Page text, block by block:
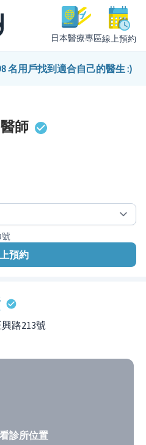
日本醫療專區線上預約
名用戶找到適合自己的醫生 :)
醫師
號
預約
路213號
診所位置